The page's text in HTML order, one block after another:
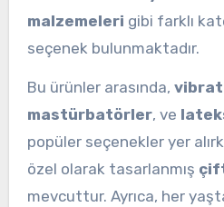
malzemeleri gibi farklı
seçenek bulunmaktadır.
Bu ürünler arasında,
mastürbatörler, ve
popüler seçenekler yer
özel olarak tasarlanmış
mevcuttur. Ayrıca, her